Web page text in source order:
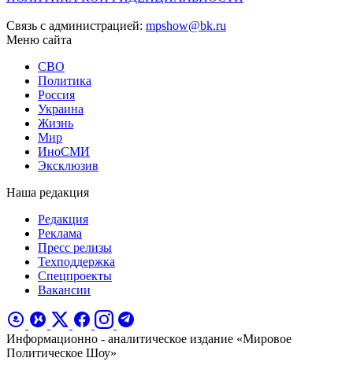
Связь с администрацией: mpshow@bk.ru
Меню сайта
СВО
Политика
Россия
Украина
Жизнь
Мир
ИноСМИ
Эксклюзив
Наша редакция
Редакция
Реклама
Пресс релизы
Техподдержка
Спецпроекты
Вакансии
Информационно - аналитическое издание «Мировое
Политическое Шоу»